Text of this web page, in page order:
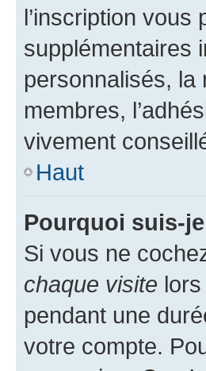
l’inscription
supplémentaires
personnalisés, la
membres,
vivement
Haut
Pourquoi suis-
Si vous ne
chaque visite
pendant une
votre compte.